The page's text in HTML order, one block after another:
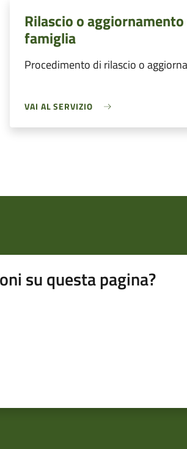
Rilascio o
famiglia
Procedimento di rilascio o
VAI AL SERVIZIO
su questa pagina?